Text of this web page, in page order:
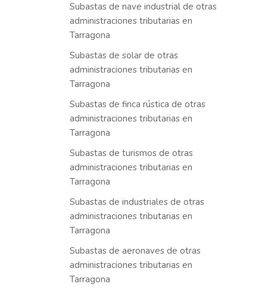
Subastas de nave industrial de otras
administraciones tributarias en
Tarragona
Subastas de solar de otras
administraciones tributarias en
Tarragona
Subastas de finca rústica de otras
administraciones tributarias en
Tarragona
Subastas de turismos de otras
administraciones tributarias en
Tarragona
Subastas de industriales de otras
administraciones tributarias en
Tarragona
Subastas de aeronaves de otras
administraciones tributarias en
Tarragona